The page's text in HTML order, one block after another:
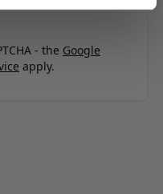
- the Google
apply.